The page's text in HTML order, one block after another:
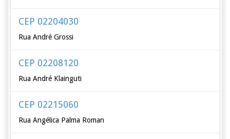
CEP 02204030
Rua André Grossi
CEP 02208120
Rua André Klainguti
CEP 02215060
Rua Angélica Palma Roman